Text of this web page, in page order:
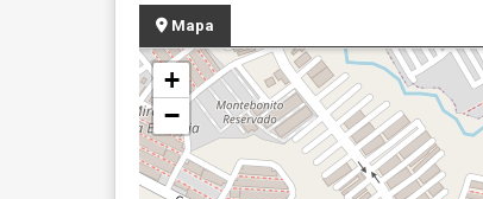
Mapa
+
−